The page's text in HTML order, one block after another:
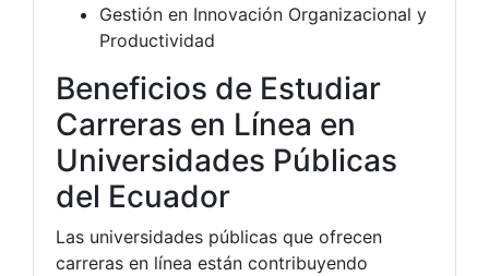
Gestión en Innovación Organizacional y
Productividad
Beneficios de Estudiar
Carreras en Línea en
Universidades Públicas
del Ecuador
Las universidades públicas que ofrecen
carreras en línea están contribuyendo